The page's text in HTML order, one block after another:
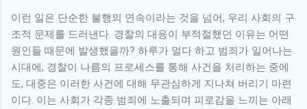
이런 일은 단순한 불행의 연속이라는 것을 넘어, 우리 사회의 구
조적 문제를 드러낸다. 경찰의 대응이 부적절했던 이유는 어떤
원인들 때문에 발생했을까? 하루가 멀다 하고 범죄가 일어나는
시대에, 경찰이 나름의 프로세스를 통해 사건을 처리하는 중에
도, 대중은 이러한 사건에 대해 무관심하게 지나쳐 버리기 마련
이다. 이는 사회가 각종 범죄에 노출되며 피로감을 느끼는 아래